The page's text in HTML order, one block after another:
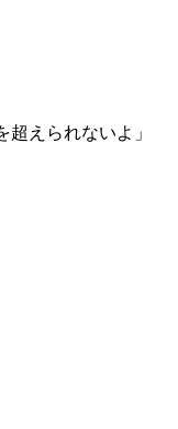
えられないよ」